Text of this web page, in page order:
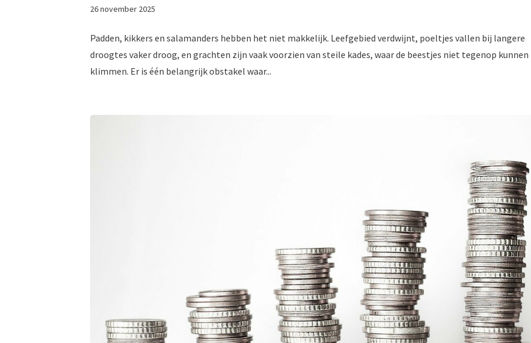
26 november 2025
Padden, kikkers en salamanders hebben het niet makkelijk. Leefgebied verdwijnt, poeltjes vallen bij langere
droogtes vaker droog, en grachten zijn vaak voorzien van steile kades, waar de beestjes niet tegenop kunnen
klimmen. Er is één belangrijk obstakel waar...